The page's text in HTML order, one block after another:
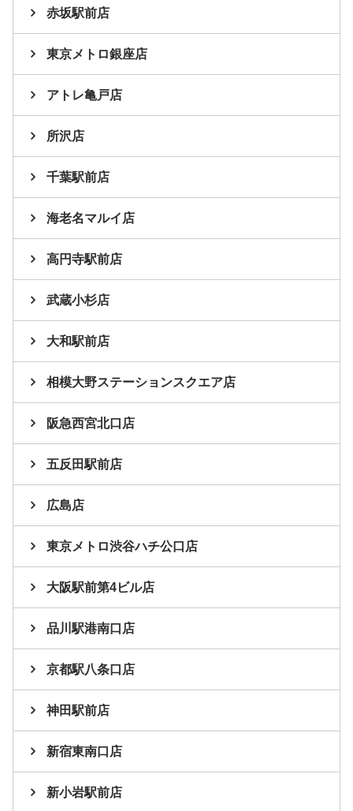
赤坂駅前店
東京メトロ銀座店
アトレ亀戸店
所沢店
千葉駅前店
海老名マルイ店
高円寺駅前店
武蔵小杉店
大和駅前店
相模大野ステーションスクエア店
阪急西宮北口店
五反田駅前店
広島店
東京メトロ渋谷ハチ公口店
大阪駅前第4ビル店
品川駅港南口店
京都駅八条口店
神田駅前店
新宿東南口店
新小岩駅前店